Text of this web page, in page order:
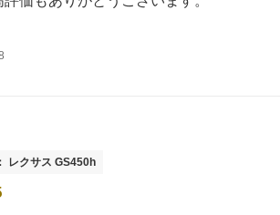
ートしていただきとてもうれしく思います。
レクサス GS450h